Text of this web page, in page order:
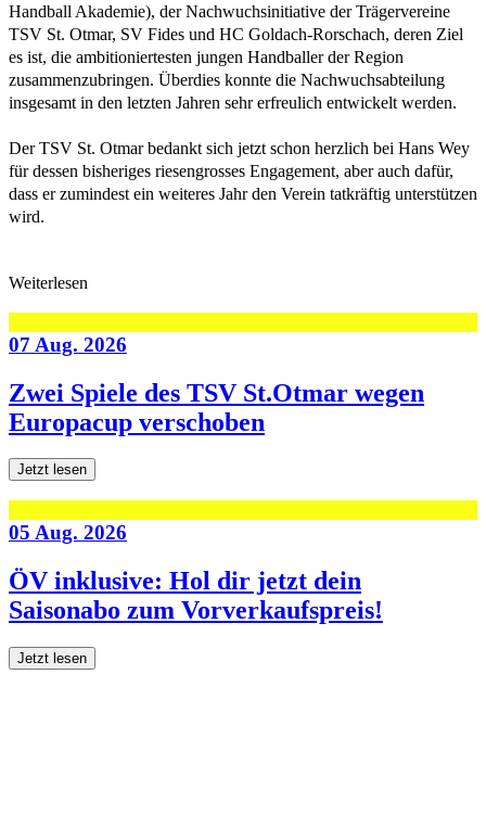
Handball Akademie), der Nachwuchsinitiative der Trägervereine
TSV St. Otmar, SV Fides und HC Goldach-Rorschach, deren Ziel
es ist, die ambitioniertesten jungen Handballer der Region
zusammenzubringen. Überdies konnte die Nachwuchsabteilung
insgesamt in den letzten Jahren sehr erfreulich entwickelt werden.
Der TSV St. Otmar bedankt sich jetzt schon herzlich bei Hans Wey
für dessen bisheriges riesengrosses Engagement, aber auch dafür,
dass er zumindest ein weiteres Jahr den Verein tatkräftig unterstützen
wird.
Weiterlesen
07 Aug. 2026
Zwei Spiele des TSV St.Otmar wegen
Europacup verschoben
Jetzt lesen
05 Aug. 2026
ÖV inklusive: Hol dir jetzt dein
Saisonabo zum Vorverkaufspreis!
Jetzt lesen